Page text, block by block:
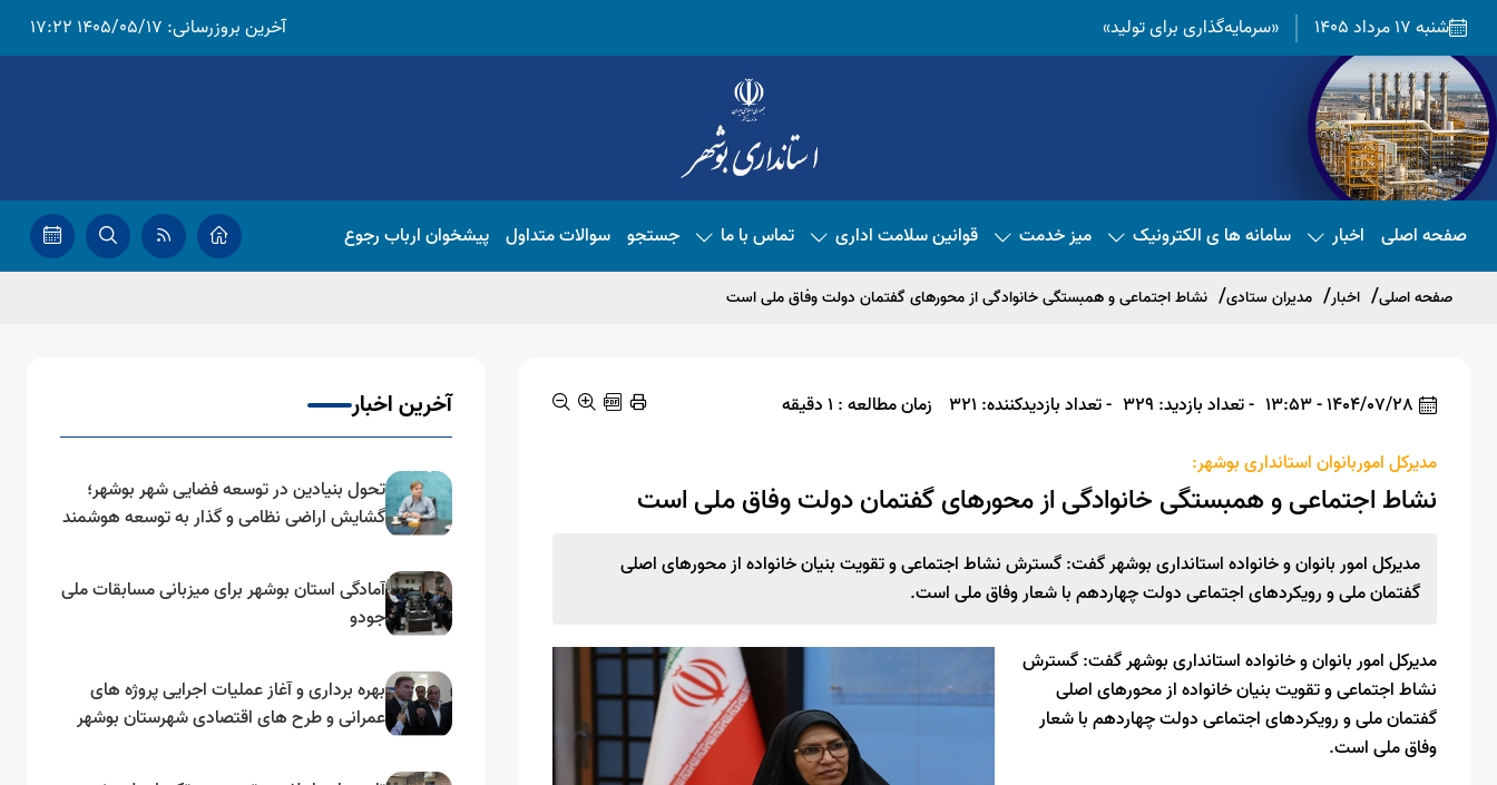
شنبه 17 مرداد 1405 «سرمایه‌گذاری برای تولید» آخرین بروزرسانی: 1405/05/17 17:22
صفحه اصلی اخبار سامانه ها ی الکترونیک میز خدمت قوانین سلامت اداری تماس با ما جستجو سوالات متداول پیشخوان ارباب رجوع
صفحه اصلی اخبار مدیران ستادی نشاط اجتماعی و همبستگی خانوادگی از محورهای گفتمان دولت وفاق ملی است
1404/07/28 - 13:53 - تعداد بازدید: 329 - تعداد بازدیدکننده: 321
زمان مطالعه : 1 دقیقه
مدیرکل اموربانوان استانداری بوشهر:
نشاط اجتماعی و همبستگی خانوادگی از محورهای گفتمان دولت وفاق ملی است
مدیرکل امور بانوان و خانواده استانداری بوشهر گفت: گسترش نشاط اجتماعی و تقویت بنیان خانواده از محورهای اصلی
گفتمان ملی و رویکردهای اجتماعی دولت چهاردهم با شعار وفاق ملی است.
مدیرکل امور بانوان و خانواده استانداری بوشهر گفت: گسترش
نشاط اجتماعی و تقویت بنیان خانواده از محورهای اصلی
گفتمان ملی و رویکردهای اجتماعی دولت چهاردهم با شعار
وفاق ملی است.
آخرین اخبار
تحول بنیادین در توسعه فضایی شهر بوشهر؛
گشایش اراضی نظامی و گذار به توسعه هوشمند
آمادگی استان بوشهر برای میزبانی مسابقات ملی
جودو
بهره برداری و آغاز عملیات اجرایی پروژه های
عمرانی و طرح های اقتصادی شهرستان بوشهر